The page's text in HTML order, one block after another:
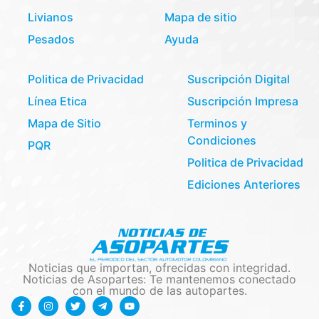
Livianos
Pesados
Mapa de sitio
Ayuda
Politica de Privacidad
Línea Etica
Mapa de Sitio
PQR
Suscripción Digital
Suscripción Impresa
Terminos y
Condiciones
Politica de Privacidad
Ediciones Anteriores
Noticias que importan, ofrecidas con integridad.
Noticias de Asopartes: Te mantenemos conectado
con el mundo de las autopartes.